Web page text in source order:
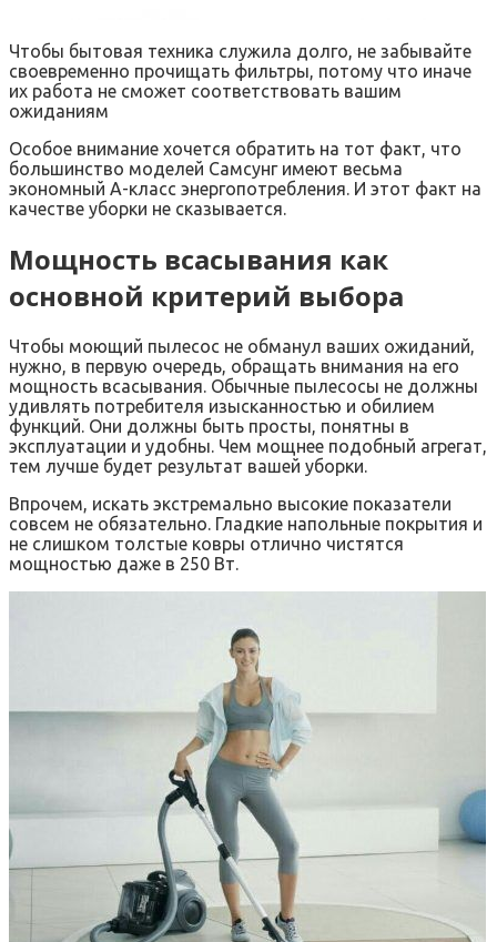
Чтобы бытовая техника служила долго, не забывайте
своевременно прочищать фильтры, потому что иначе
их работа не сможет соответствовать вашим
ожиданиям
Особое внимание хочется обратить на тот факт, что
большинство моделей Самсунг имеют весьма
экономный А-класс энергопотребления. И этот факт на
качестве уборки не сказывается.
Мощность всасывания как
основной критерий выбора
Чтобы моющий пылесос не обманул ваших ожиданий,
нужно, в первую очередь, обращать внимания на его
мощность всасывания. Обычные пылесосы не должны
удивлять потребителя изысканностью и обилием
функций. Они должны быть просты, понятны в
эксплуатации и удобны. Чем мощнее подобный агрегат,
тем лучше будет результат вашей уборки.
Впрочем, искать экстремально высокие показатели
совсем не обязательно. Гладкие напольные покрытия и
не слишком толстые ковры отлично чистятся
мощностью даже в 250 Вт.